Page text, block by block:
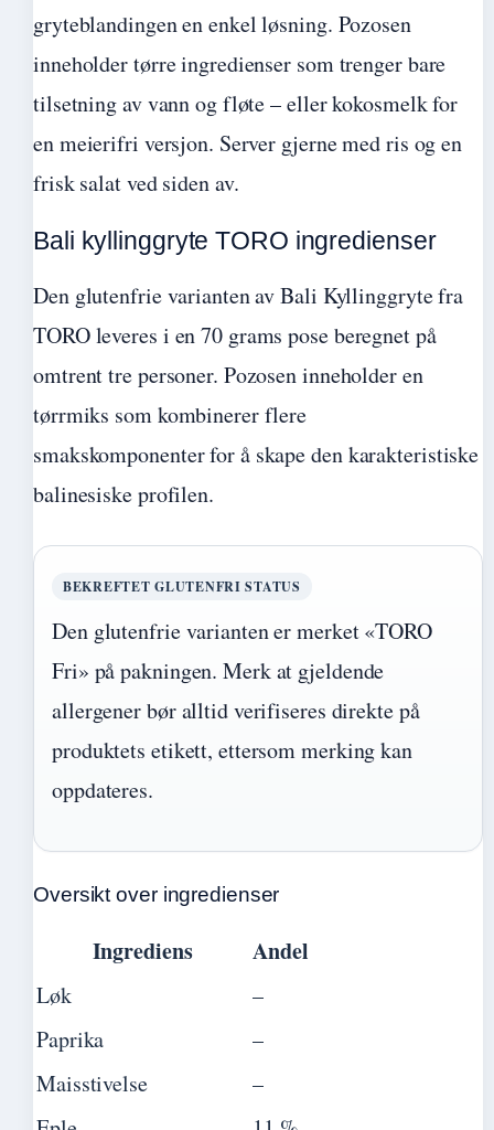
gryteblandingen en enkel løsning. Pozosen
inneholder tørre ingredienser som trenger bare
tilsetning av vann og fløte – eller kokosmelk for
en meierifri versjon. Server gjerne med ris og en
frisk salat ved siden av.
Bali kyllinggryte TORO ingredienser
Den glutenfrie varianten av Bali Kyllinggryte fra
TORO leveres i en 70 grams pose beregnet på
omtrent tre personer. Pozosen inneholder en
tørrmiks som kombinerer flere
smakskomponenter for å skape den karakteristiske
balinesiske profilen.
BEKREFTET GLUTENFRI STATUS
Den glutenfrie varianten er merket «TORO
Fri» på pakningen. Merk at gjeldende
allergener bør alltid verifiseres direkte på
produktets etikett, ettersom merking kan
oppdateres.
Oversikt over ingredienser
Ingrediens Andel
Løk
–
Paprika
–
Maisstivelse
–